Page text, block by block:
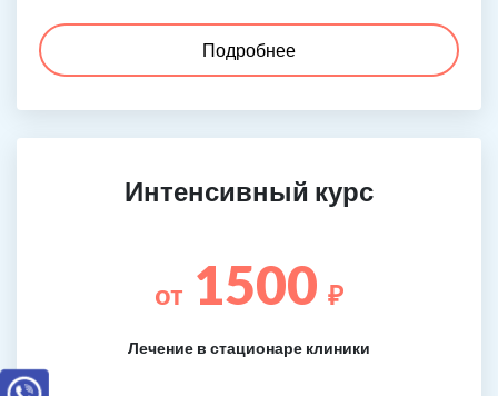
Подробнее
Интенсивный курс
от 1500 ₽
Лечение в стационаре клиники